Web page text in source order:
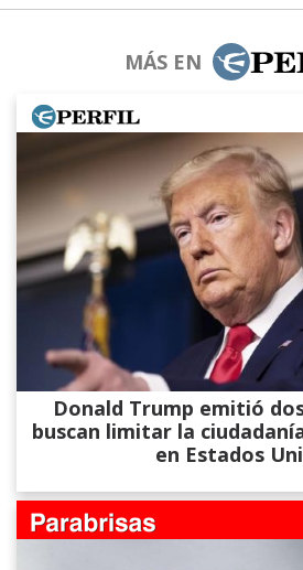
MÁS EN
Donald Trump emitió
buscan limitar la
en Estados